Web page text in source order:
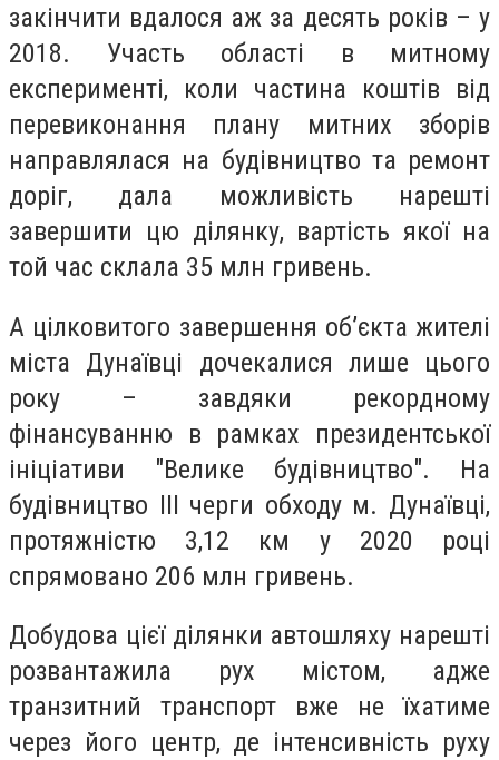
закінчити вдалося аж за десять років – у
2018. Участь області в митному
експерименті, коли частина коштів від
перевиконання плану митних зборів
направлялася на будівництво та ремонт
доріг, дала можливість нарешті
завершити цю ділянку, вартість якої на
той час склала 35 млн гривень.
А цілковитого завершення об’єкта жителі
міста Дунаївці дочекалися лише цього
року – завдяки рекордному
фінансуванню в рамках президентської
ініціативи "Велике будівництво". На
будівництво ІІІ черги обходу м. Дунаївці,
протяжністю 3,12 км у 2020 році
спрямовано 206 млн гривень.
Добудова цієї ділянки автошляху нарешті
розвантажила рух містом, адже
транзитний транспорт вже не їхатиме
через його центр, де інтенсивність руху